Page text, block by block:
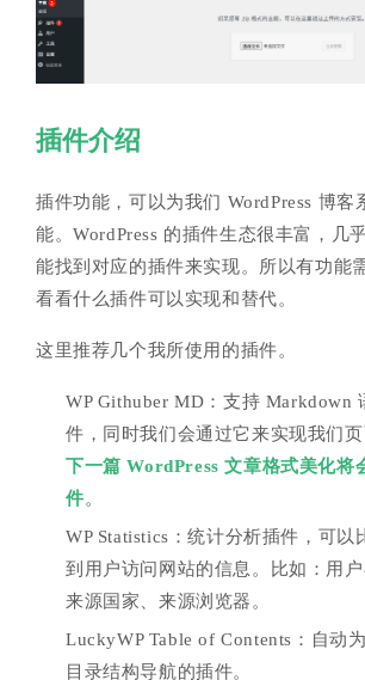
插件介绍
插件功能，可以为我们 WordPress 博客
能。WordPress 的插件生态很丰富，几
能找到对应的插件来实现。所以有功能
看看什么插件可以实现和替代。
这里推荐几个我所使用的插件。
WP Githuber MD：支持 Markdown
件，同时我们会通过它来实现我们页
下一篇 WordPress 文章格式美化将
件。
WP Statistics：统计分析插件，可以
到用户访问网站的信息。比如：用户
来源国家、来源浏览器。
LuckyWP Table of Contents：自动
目录结构导航的插件。